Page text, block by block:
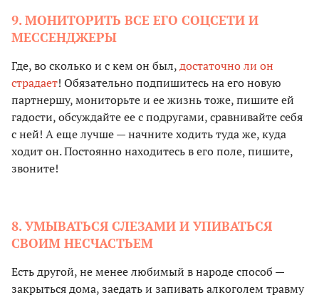
9. МОНИТОРИТЬ ВСЕ ЕГО СОЦСЕТИ И
МЕССЕНДЖЕРЫ
Где, во сколько и с кем он был,достаточно ли он
страдает! Обязательно подпишитесь на его новую
партнершу, мониторьте и ее жизнь тоже, пишите ей
гадости, обсуждайте ее с подругами, сравнивайте себя
с ней! А еще лучше — начните ходить туда же, куда
ходит он. Постоянно находитесь в его поле, пишите,
звоните!
8. УМЫВАТЬСЯ СЛЕЗАМИ И УПИВАТЬСЯ
СВОИМ НЕСЧАСТЬЕМ
Есть другой, не менее любимый в народе способ —
закрыться дома, заедать и запивать алкоголем травму